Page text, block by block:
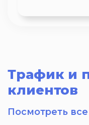
Трафик и
клиентов
Посмотреть все